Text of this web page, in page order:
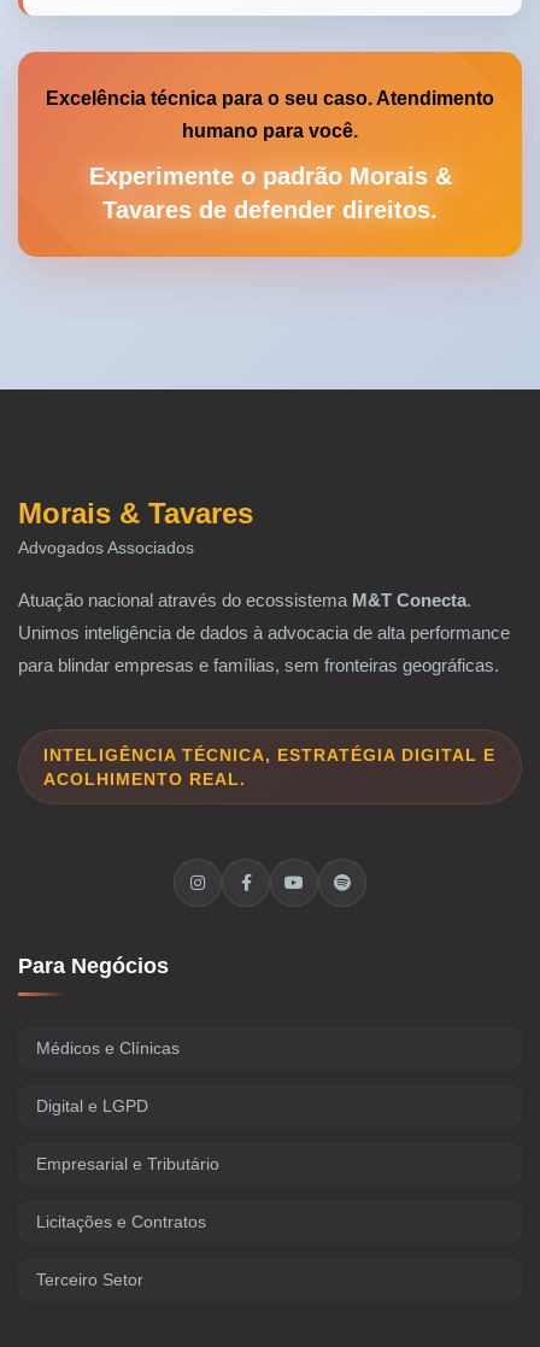
Excelência técnica para o seu caso. Atendimento
humano para você.
Experimente o padrão Morais &
Tavares de defender direitos.
Morais & Tavares
Advogados Associados
Atuação nacional através do ecossistema M&T Conecta.
Unimos inteligência de dados à advocacia de alta performance
para blindar empresas e famílias, sem fronteiras geográficas.
INTELIGÊNCIA TÉCNICA, ESTRATÉGIA DIGITAL E
ACOLHIMENTO REAL.
Para Negócios
Médicos e Clínicas
Digital e LGPD
Empresarial e Tributário
Licitações e Contratos
Terceiro Setor